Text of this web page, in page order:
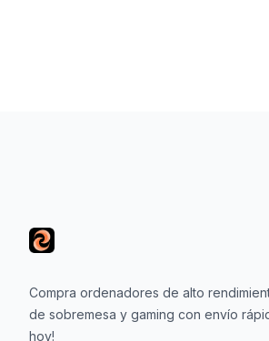
Compra ordenadores de alto
de sobremesa y gaming con envío
hoy!